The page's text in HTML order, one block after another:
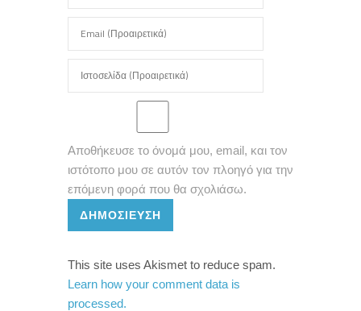
Αποθήκευσε το όνομά μου, email, και τον
ιστότοπο μου σε αυτόν τον πλοηγό για την
επόμενη φορά που θα σχολιάσω.
ΔΗΜΟΣΊΕΥΣΗ
This site uses Akismet to reduce spam.
Learn how your comment data is
processed.